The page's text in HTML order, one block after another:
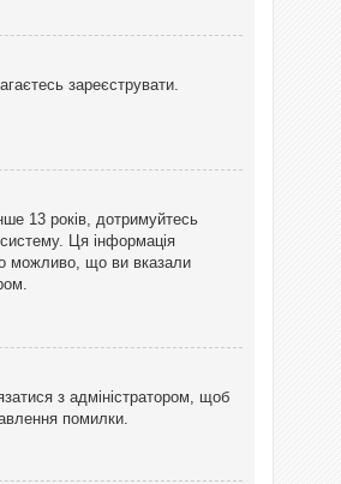
зареєструвати.
13 років, дотримуйтесь
Ця інформація
можливо, що ви вказали
з адміністратором, щоб
помилки.